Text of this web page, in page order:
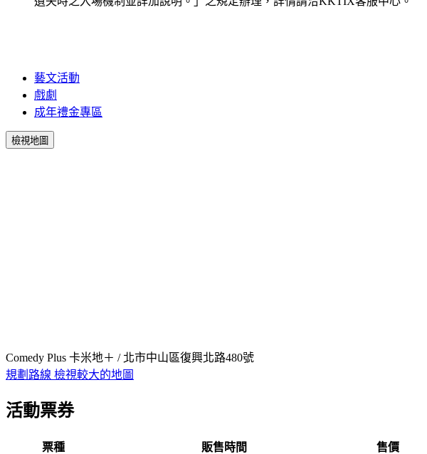
藝文活動
戲劇
成年禮金專區
檢視地圖
Comedy Plus 卡米地＋ / 北市中山區復興北路480號
規劃路線 檢視較大的地圖
活動票券
票種 販售時間
售價